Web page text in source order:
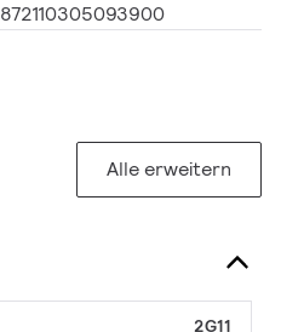
872110305093900
Alle erweitern
2G11